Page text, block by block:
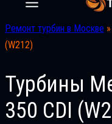
Ремонт турбин в Москве »
(W212)
Турбины
350 CDI